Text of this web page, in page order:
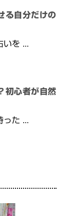
る自分だけの
を ...
初心者が自然
た ...